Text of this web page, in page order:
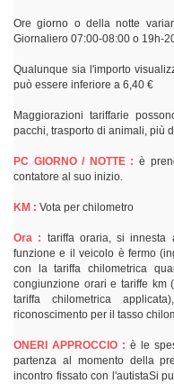
Ore giorno o della notte
Giornaliero 07:00-08:00 o 19h-
Qualunque sia l'importo
può essere inferiore a 6,40 €
Maggiorazioni tariffarie
pacchi, trasporto di animali, più
PC GIORNO / NOTTE : è
contatore al suo inizio.
KM : Vota per chilometro
Ora : tariffa oraria, si innesta
funzione e il veicolo è fermo
con la tariffa chilometrica
congiunzione orari e tariffe km
tariffa chilometrica
riconoscimento per il tasso
ONERI APPROCCIO : è le
partenza al momento della
incontro fissato con l'autistaSi